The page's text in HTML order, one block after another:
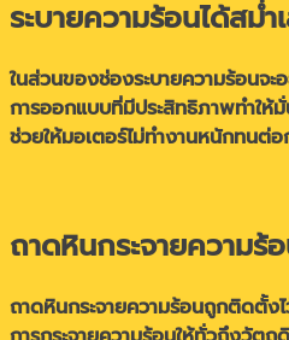
ระบายความร้อนได้สม่ำ
ในส่วนของช่องระบายความร้อนจ
การออกแบบที่มีประสิทธิภาพทำให้มั่
ช่วยให้มอเตอร์ไม่ทำงานหนักทนต่อก
ถาดหินกระจายความร้
ถาดหินกระจายความร้อนถูกติดตั้ง
การกระจายความร้อนให้ทั่วถึงวัตถุ